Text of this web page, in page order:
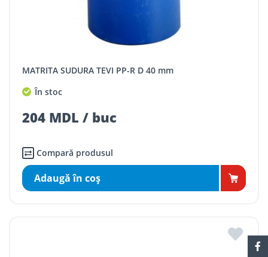
MATRITA SUDURA TEVI PP-R D 40 mm
În stoc
204 MDL / buc
Compară produsul
Adaugă în coş